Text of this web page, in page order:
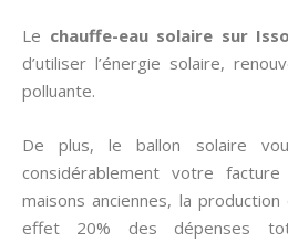
Le chauffe-eau solaire sur
d’utiliser l’énergie solaire,
polluante.
De plus, le ballon solaire
considérablement votre
maisons anciennes, la production
effet 20% des dépenses